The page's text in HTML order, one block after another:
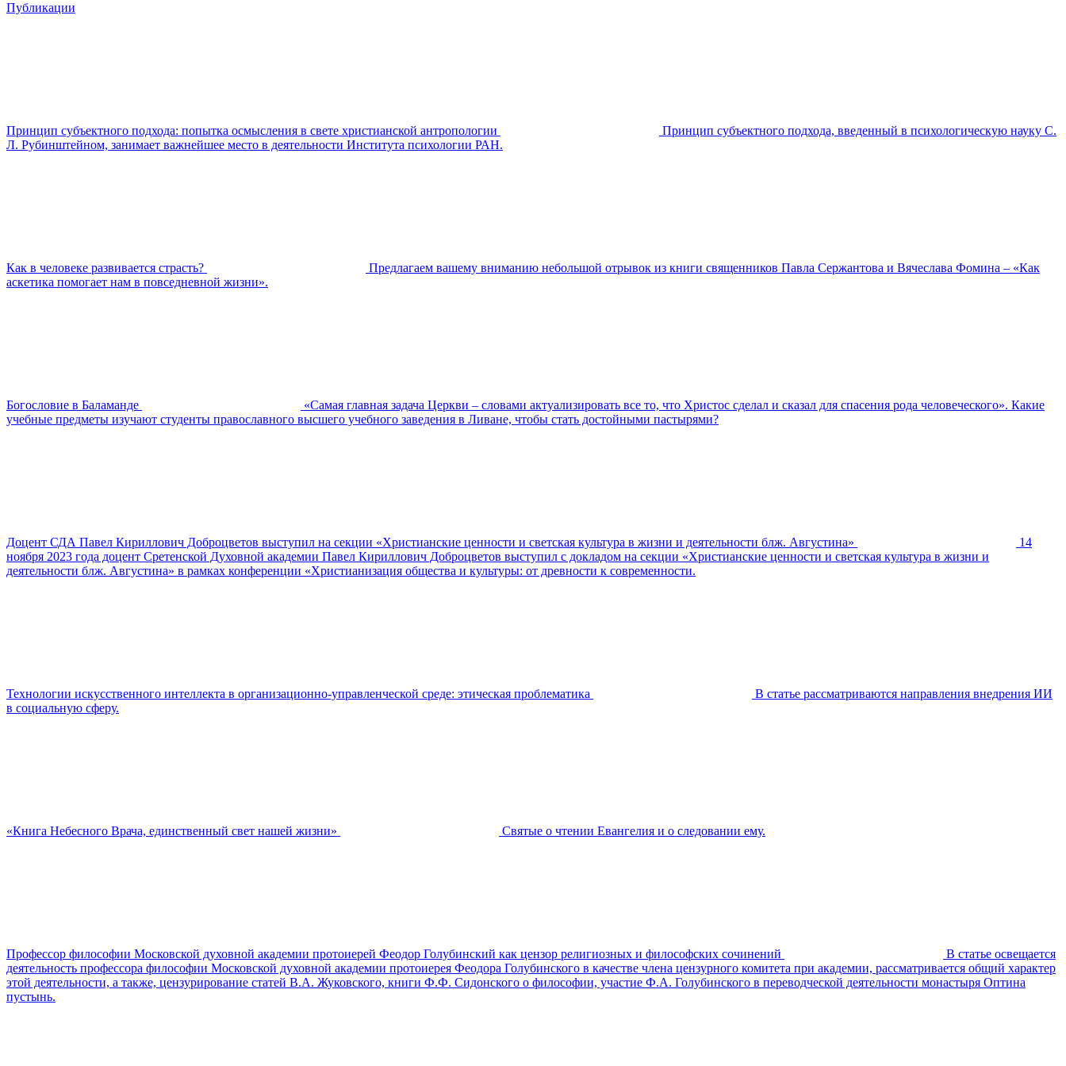
Публикации
Принцип субъектного подхода: попытка осмысления в свете христианской антропологии
Принцип субъектного подхода, введенный в психологическую науку С.
Л. Рубинштейном, занимает важнейшее место в деятельности Института психологии РАН.
Как в человеке развивается страсть?
Предлагаем вашему вниманию небольшой отрывок из книги священников Павла Сержантова и Вячеслава Фомина – «Как
аскетика помогает нам в повседневной жизни».
Богословие в Баламанде
«Самая главная задача Церкви – словами актуализировать все то, что Христос сделал и сказал для спасения рода человеческого». Какие
учебные предметы изучают студенты православного высшего учебного заведения в Ливане, чтобы стать достойными пастырями?
Доцент СДА Павел Кириллович Доброцветов выступил на секции «Христианские ценности и светская культура в жизни и деятельности блж. Августина»
14
ноября 2023 года доцент Сретенской Духовной академии Павел Кириллович Доброцветов выступил с докладом на секции «Христианские ценности и светская культура в жизни и
деятельности блж. Августина» в рамках конференции «Христианизация общества и культуры: от древности к современности.
Технологии искусственного интеллекта в организационно-управленческой среде: этическая проблематика
В статье рассматриваются направления внедрения ИИ
в социальную сферу.
«Книга Небесного Врача, единственный свет нашей жизни» Святые о чтении Евангелия и о следовании ему.
Профессор философии Московской духовной академии протоиерей Феодор Голубинский как цензор религиозных и философских сочинений
В статье освещается
деятельность профессора философии Московской духовной академии протоиерея Феодора Голубинского в качестве члена цензурного комитета при академии, рассматривается общий характер
этой деятельности, а также, цензурирование статей В.А. Жуковского, книги Ф.Ф. Сидонского о философии, участие Ф.А. Голубинского в переводческой деятельности монастыря Оптина
пустынь.